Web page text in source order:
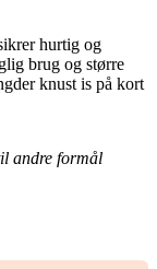
hurtig og
brug og større
knust is på kort
andre formål